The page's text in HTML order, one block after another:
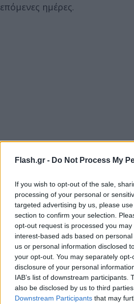
Flash.gr - Do Not Process My
If you wish to opt-out of the sale,
processing of your personal or
targeted advertising by us, please
section to confirm your selection.
opt-out request is processed you may
interest-based ads based on
us or personal information disclosed
your opt-out. You may separately
disclosure of your personal
IAB’s list of downstream participants.
also be disclosed by us to third
Downstream Participants that may
επόμενες ημέρες.